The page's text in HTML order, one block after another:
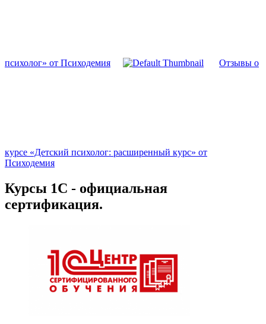
психолог» от Психодемия Отзывы о
курсе «Детский психолог: расширенный курс» от
Психодемия
Курсы 1С - официальная
сертификация.